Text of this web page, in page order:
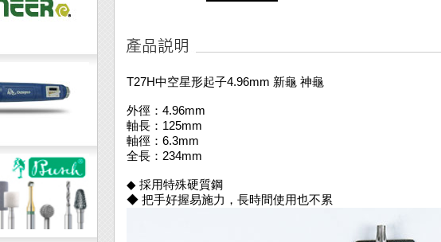
T27H中空星形起子4.96mm 新龜 神龜
外徑：4.96mm
軸長：125mm
軸徑：6.3mm
全長：234mm
◆ 採用特殊硬質鋼
◆ 把手好握易施力，長時間使用也不累